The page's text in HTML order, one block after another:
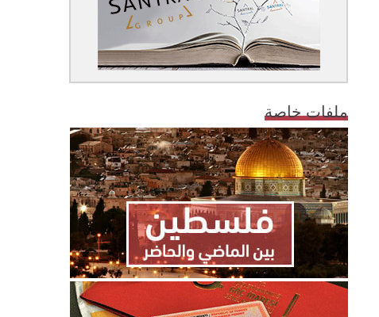
ملفات خاصة